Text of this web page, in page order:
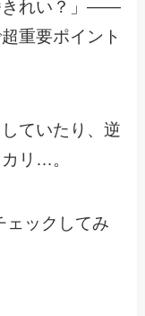
きれい？」――
重要ポイント
ていたり、逆
リ…。
ェックしてみ